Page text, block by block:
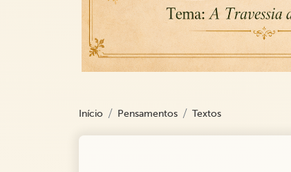
Início Pensamentos Textos